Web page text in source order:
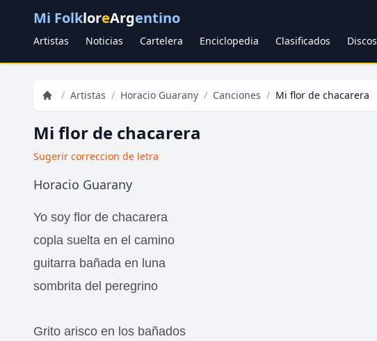
Mi FolkloreArgentino
Artistas Noticias Cartelera Enciclopedia Clasificados Discos
/ Artistas / Horacio Guarany / Canciones / Mi flor de chacarera
Mi flor de chacarera
Sugerir correccion de letra
Horacio Guarany
Yo soy flor de chacarera
copla suelta en el camino
guitarra bañada en luna
sombrita del peregrino
Grito arisco en los bañados